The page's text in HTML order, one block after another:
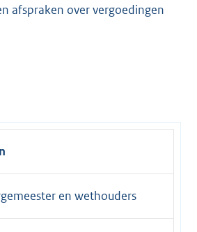
afspraken over vergoedingen
en wethouders